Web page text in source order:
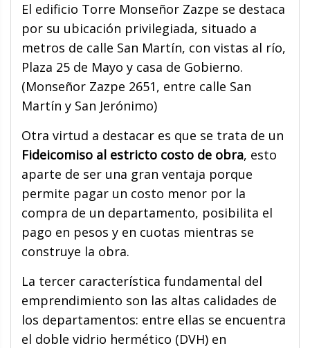
El edificio Torre Monseñor Zazpe se destaca
por su ubicación privilegiada, situado a
metros de calle San Martín, con vistas al río,
Plaza 25 de Mayo y casa de Gobierno.
(Monseñor Zazpe 2651, entre calle San
Martín y San Jerónimo)
Otra virtud a destacar es que se trata de un
Fideicomiso al estricto costo de obra, esto
aparte de ser una gran ventaja porque
permite pagar un costo menor por la
compra de un departamento, posibilita el
pago en pesos y en cuotas mientras se
construye la obra.
La tercer característica fundamental del
emprendimiento son las altas calidades de
los departamentos: entre ellas se encuentra
el doble vidrio hermético (DVH) en